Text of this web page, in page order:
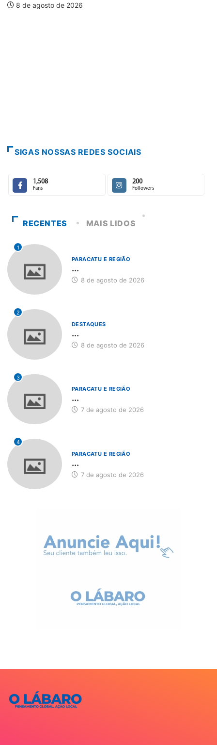
SIGAS NOSSAS REDES SOCIAIS
1,508
Fans
200
Followers
RECENTES MAIS LIDOS
1
PARACATU E REGIÃO
...
8 de agosto de 2026
2
DESTAQUES
...
8 de agosto de 2026
3
PARACATU E REGIÃO
...
7 de agosto de 2026
4
PARACATU E REGIÃO
...
7 de agosto de 2026